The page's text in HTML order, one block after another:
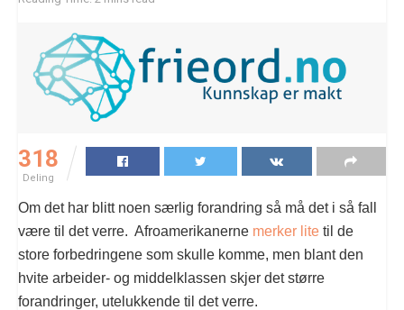
318
Deling
Om det har blitt noen særlig forandring så må det i så fall
være til det verre. Afroamerikanerne merker lite til de
store forbedringene som skulle komme, men blant den
hvite arbeider- og middelklassen skjer det større
forandringer, utelukkende til det verre.